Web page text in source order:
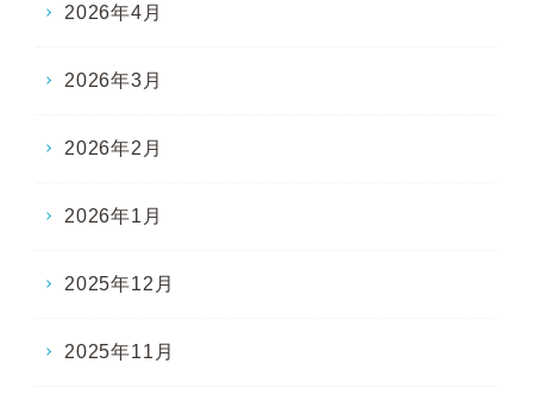
2026年4月
2026年3月
2026年2月
2026年1月
2025年12月
2025年11月